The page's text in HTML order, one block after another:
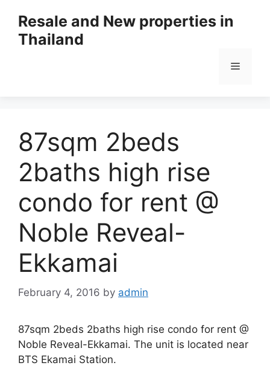
Resale and New properties in
Thailand
87sqm 2beds
2baths high rise
condo for rent @
Noble Reveal-
Ekkamai
February 4, 2016 by admin
87sqm 2beds 2baths high rise condo for rent @
Noble Reveal-Ekkamai. The unit is located near
BTS Ekamai Station.